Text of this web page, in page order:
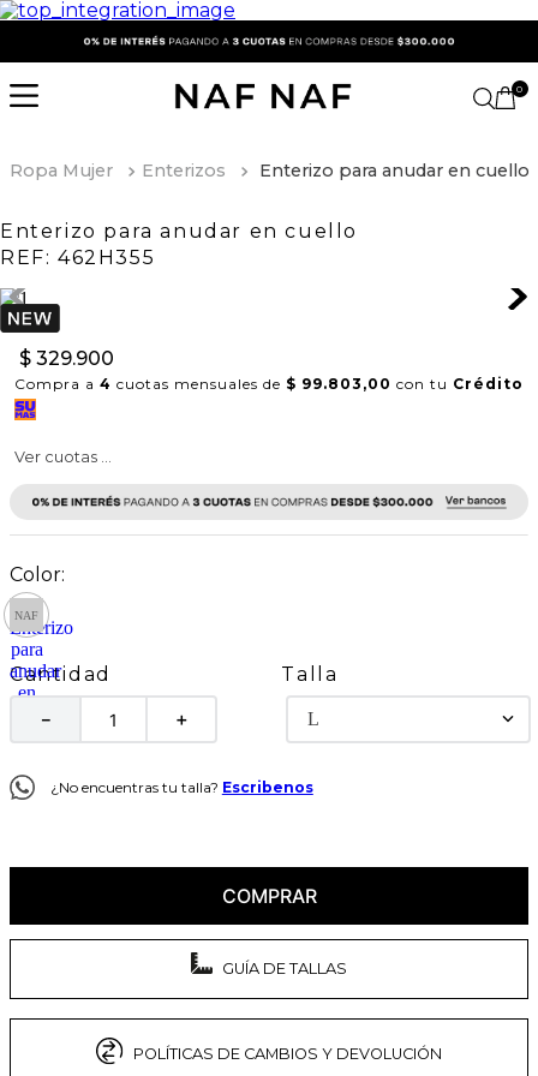
0
Ropa Mujer Enterizos Enterizo para anudar en cuello
Enterizo para anudar en cuello
REF: 462H355
$ 329.900
Compra a 4 cuotas mensuales de $ 99.803,00 con tu Crédito
Ver cuotas ...
Cantidad
＋
－
Talla
L
¿No encuentras tu talla? Escribenos
COMPRAR
GUÍA DE TALLAS
POLÍTICAS DE CAMBIOS Y DEVOLUCIÓN